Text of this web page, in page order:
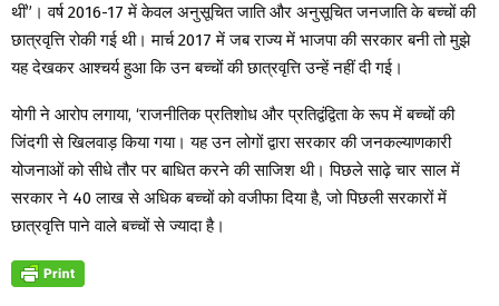
थीं”। वर्ष 2016-17 में केवल अनुसूचित जाति और अनुसूचित जनजाति के बच्चों की
छात्रवृत्ति रोकी गई थी। मार्च 2017 में जब राज्य में भाजपा की सरकार बनी तो मुझे
यह देखकर आश्चर्य हुआ कि उन बच्चों की छात्रवृत्ति उन्हें नहीं दी गई।
योगी ने आरोप लगाया, ‘राजनीतिक प्रतिशोध और प्रतिद्वंद्विता के रूप में बच्चों की
जिंदगी से खिलवाड़ किया गया। यह उन लोगों द्वारा सरकार की जनकल्याणकारी
योजनाओं को सीधे तौर पर बाधित करने की साजिश थी। पिछले साढ़े चार साल में
सरकार ने 40 लाख से अधिक बच्चों को वजीफा दिया है, जो पिछली सरकारों में
छात्रवृत्ति पाने वाले बच्चों से ज्यादा है।